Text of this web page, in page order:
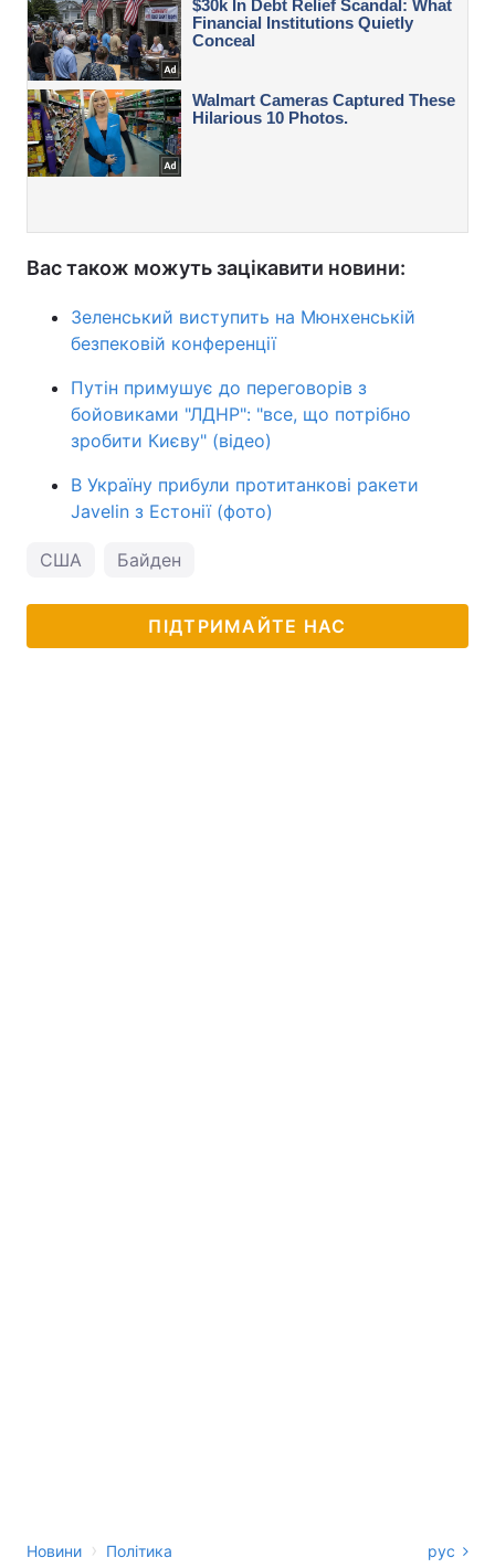
Вас також можуть зацікавити новини:
Зеленський виступить на Мюнхенській
безпековій конференції
Путін примушує до переговорів з
бойовиками "ЛДНР": "все, що потрібно
зробити Києву" (відео)
В Україну прибули протитанкові ракети
Javelin з Естонії (фото)
США Байден
ПІДТРИМАЙТЕ НАС
Новини › Політика рус